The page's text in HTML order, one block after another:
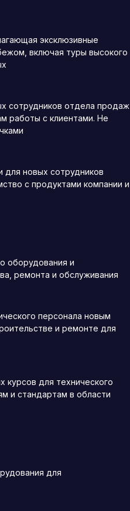
эксклюзивные
включая туры высокого
сотрудников отдела продаж
работы с клиентами. Не
для новых сотрудников
с продуктами компании и
оборудования и
ремонта и обслуживания
персонала новым
и ремонте для
курсов для технического
и стандартам в области
для